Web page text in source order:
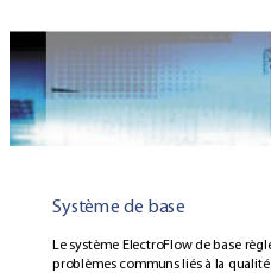
Système de base
Le système ElectroFlow de base
problèmes communs liés à la qualité